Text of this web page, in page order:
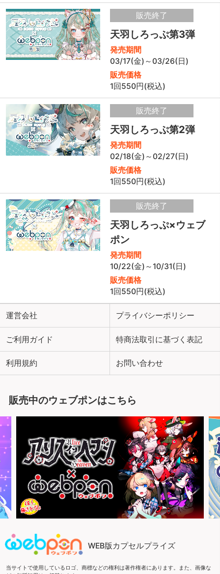
販売終了
天羽しろっぷ第3弾
発売期間
03/17(金)～03/26(日)
販売価格
1回550円(税込)
販売終了
天羽しろっぷ第2弾
発売期間
02/18(金)～02/27(日)
販売価格
1回550円(税込)
販売終了
天羽しろっぷ×ウェブ
ポン
発売期間
10/22(金)～10/31(日)
販売価格
1回550円(税込)
運営会社 プライバシーポリシー
ご利用ガイド 特商法取引に基づく表記
利用規約 お問い合わせ
販売中のウェブポンはこちら
WEB版カプセルプライズ
当サイトで使用しているロゴ、商標などの権利は著作権者にあります。また、画像な